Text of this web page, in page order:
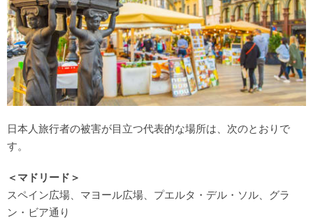
日本人旅行者の被害が目立つ代表的な場所は、次のとおりで
す。
＜マドリード＞
スペイン広場、マヨール広場、プエルタ・デル・ソル、グラ
ン・ビア通り